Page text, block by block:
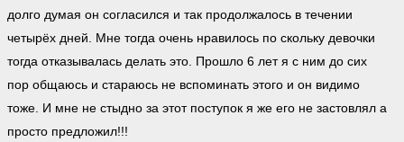
долго думая он согласился и так продолжалось в течении
четырёх дней. Мне тогда очень нравилось по скольку девочки
тогда отказывалась делать это. Прошло 6 лет я с ним до сих
пор общаюсь и стараюсь не вспоминать этого и он видимо
тоже. И мне не стыдно за этот поступок я же его не застовлял а
просто предложил!!!